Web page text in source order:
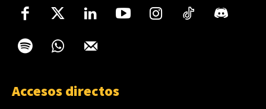
Accesos directos